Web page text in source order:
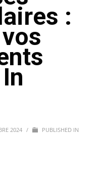
:
2024 /
PUBLISHED IN